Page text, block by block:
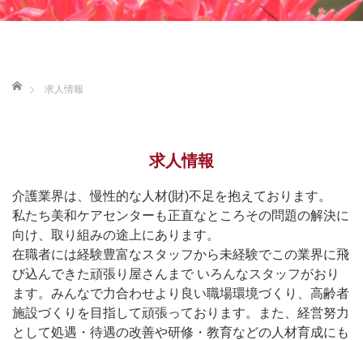
g
ホーム 求人情報
求人情報
介護業界は、慢性的な人材(財)不足を抱えております。
私たち美和ケアセンターも正直なところその問題の解決に
向け、取り組みの途上にあります。
在職者には経験豊富なスタッフから未経験でこの業界に飛
び込んできた頑張り屋さんまで いろんなスタッフがおり
ます。みんなで力合わせより良い職場環境づくり、高齢者
施設づくりを目指して頑張っております。また、経営努力
として処遇・待遇の改善や研修・教育などの人材育成にも